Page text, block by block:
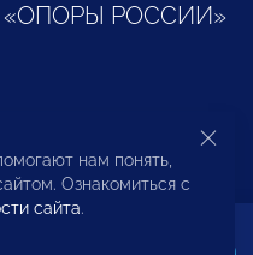
«ОПОРЫ РОССИИ»
и
нам понять,
Ознакомиться с
сайта.